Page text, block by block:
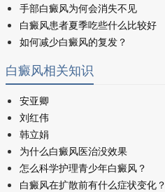
手部白癜风为何会消失不见
白癜风患者夏季吃些什么比较好
如何减少白癜风的复发？
白癜风相关知识
安亚卿
刘红伟
韩立娟
为什么白癜风医治没效果
怎么科学护理青少年白癜风？
白癜风在扩散前有什么症状变化？